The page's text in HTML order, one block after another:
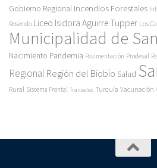
Gobierno Regional Incendios Forestales
Rosendo Liceo Isidora Aguirre Tupper Los
Municipalidad de
Nacimiento Pandemia Pavimentación Prodesal
Regional Región del Biobío Salud
Rural Sistema Frontal Transelec Turquía Vacunación